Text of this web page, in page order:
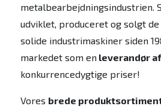
metalbearbejdningsindustrien.
udviklet, produceret og solgt
solide industrimaskiner siden
markedet som enleverandør
konkurrencedygtige priser!
Vores brede